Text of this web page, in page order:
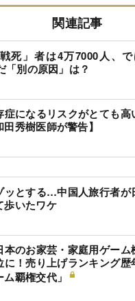
関連記事
死」者は4万7000人、
「別の原因」は？
症になるリスクがとても高
秀樹医師が警告】
ッとする…中国人旅行者が
歩いたワケ
本のお家芸・家庭用ゲーム
に！売り上げランキング歴
覇権交代」